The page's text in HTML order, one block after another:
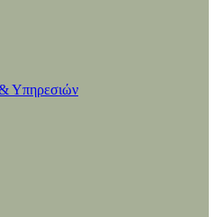
Υπηρεσιών